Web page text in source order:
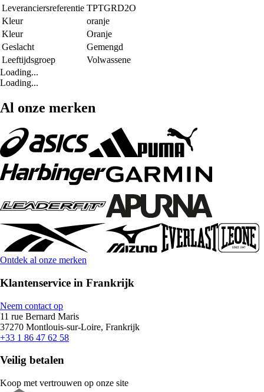
Leveranciersreferentie TPTGRD2O
Kleur
oranje
Kleur
Oranje
Geslacht
Gemengd
Leeftijdsgroep
Volwassene
Loading...
Loading...
Al onze merken
Ontdek al onze merken
Klantenservice in Frankrijk
Neem contact op
11 rue Bernard Maris
37270 Montlouis-sur-Loire, Frankrijk
+33 1 86 47 62 58
Veilig betalen
Koop met vertrouwen op onze site